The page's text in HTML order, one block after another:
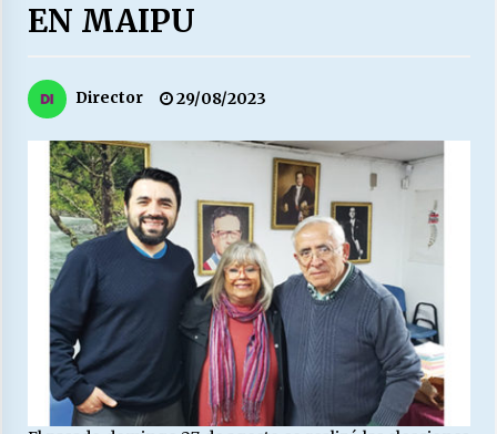
HISTORIA
“ORGULLOSOS DE SER DC” SALUDA EL
27/07/2026
MUNICIPALIDAD, TRABAJADORES, CLIMA
LABORAL:
13/07/2026
Escuela hospitalaria El Carmen de Maipu.
25/06/2026
¿Qué habrían dicho?
23/06/2026
EN MAIPU
Director 29/08/2023